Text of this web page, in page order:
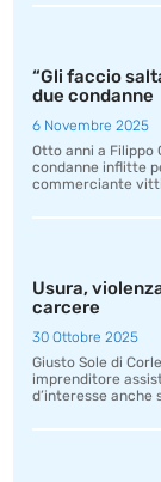
“Gli faccio
due condanne
6 Novembre 2025
Otto anni a Filippo
condanne inflitte
commerciante
Usura,
carcere
30 Ottobre 2025
Giusto Sole di
imprenditore
d’interesse anche